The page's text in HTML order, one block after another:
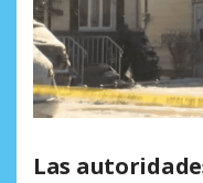
Las